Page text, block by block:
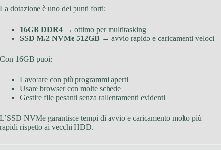
La dotazione è uno dei punti forti:
16GB DDR4 → ottimo per multitasking
SSD M.2 NVMe 512GB → avvio rapido e caricamenti veloci
Con 16GB puoi:
Lavorare con più programmi aperti
Usare browser con molte schede
Gestire file pesanti senza rallentamenti evidenti
L’SSD NVMe garantisce tempi di avvio e caricamento molto più
rapidi rispetto ai vecchi HDD.